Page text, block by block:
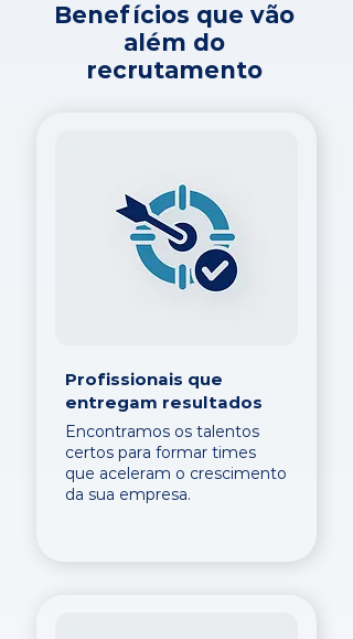
Benefícios que vão
além do
recrutamento
Profissionais que
entregam resultados
Encontramos os talentos
certos para formar times
que aceleram o crescimento
da sua empresa.